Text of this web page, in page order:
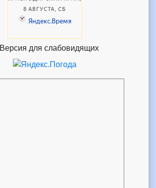
Версия для слабовидящих